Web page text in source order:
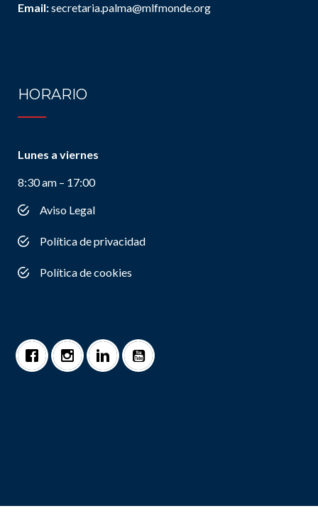
Email:secretaria.palma@mlfmonde.org
HORARIO
Lunes a viernes
8:30 am – 17:00
Aviso Legal
Política de privacidad
Política de cookies